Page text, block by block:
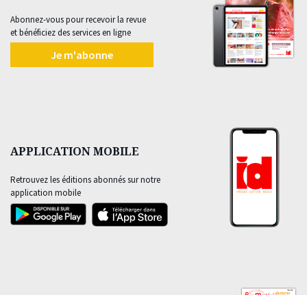
Abonnez-vous pour recevoir la revue
et bénéficiez des services en ligne
Je m'abonne
APPLICATION MOBILE
Retrouvez les éditions abonnés sur notre
application mobile